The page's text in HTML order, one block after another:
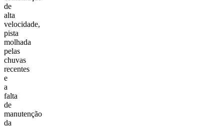
de
alta
velocidade,
pista
molhada
pelas
chuvas
recentes
e
a
falta
de
manutenção
da